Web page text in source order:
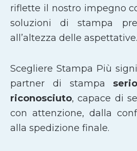
riflette il nostro impegno
soluzioni di stampa
all’altezza delle aspettative.
Scegliere Stampa Più
partner di stampa
riconosciuto, capace di
con attenzione, dalla
alla spedizione finale.